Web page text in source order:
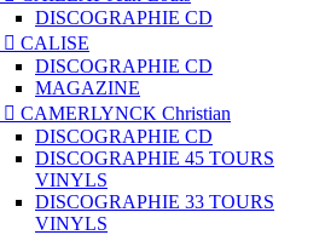
DISCOGRAPHIE CD
 CALISE
DISCOGRAPHIE CD
MAGAZINE
 CAMERLYNCK Christian
DISCOGRAPHIE CD
DISCOGRAPHIE 45 TOURS
VINYLS
DISCOGRAPHIE 33 TOURS
VINYLS